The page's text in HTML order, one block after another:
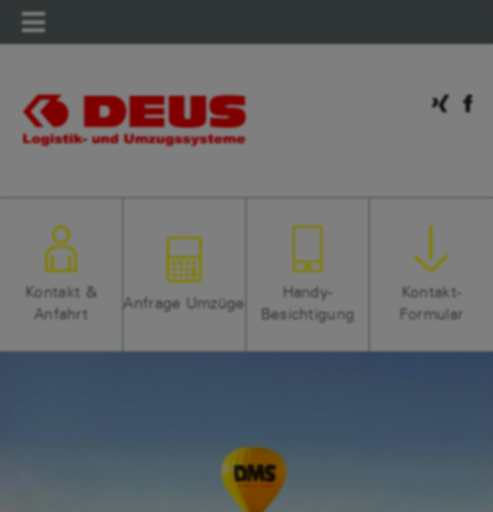
Mobilmenü
Kontakt &
Anfahrt
Anfrage Umzüge
Handy-
Besichtigung
Kontakt-
Formular